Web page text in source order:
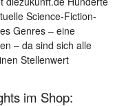
Science-Fiction-
Genres – eine
– da sind sich alle
Stellenwert
im Shop: